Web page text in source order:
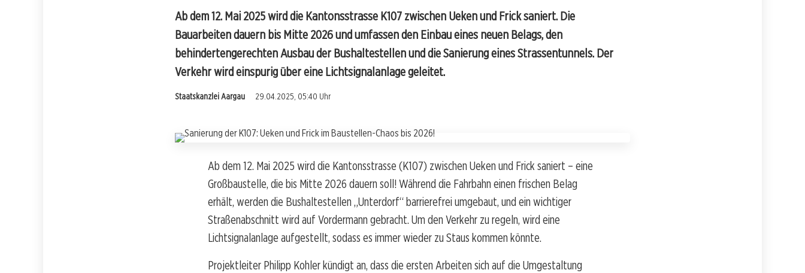
Ab dem 12. Mai 2025 wird die Kantonsstrasse K107 zwischen Ueken und Frick saniert. Die
Bauarbeiten dauern bis Mitte 2026 und umfassen den Einbau eines neuen Belags, den
behindertengerechten Ausbau der Bushaltestellen und die Sanierung eines Strassentunnels. Der
Verkehr wird einspurig über eine Lichtsignalanlage geleitet.
Staatskanzlei Aargau 29.04.2025, 05:40 Uhr
Ab dem 12. Mai 2025 wird die Kantonsstrasse (K107) zwischen Ueken und Frick saniert – eine
Großbaustelle, die bis Mitte 2026 dauern soll! Während die Fahrbahn einen frischen Belag
erhält, werden die Bushaltestellen „Unterdorf“ barrierefrei umgebaut, und ein wichtiger
Straßenabschnitt wird auf Vordermann gebracht. Um den Verkehr zu regeln, wird eine
Lichtsignalanlage aufgestellt, sodass es immer wieder zu Staus kommen könnte.
Projektleiter Philipp Kohler kündigt an, dass die ersten Arbeiten sich auf die Umgestaltung